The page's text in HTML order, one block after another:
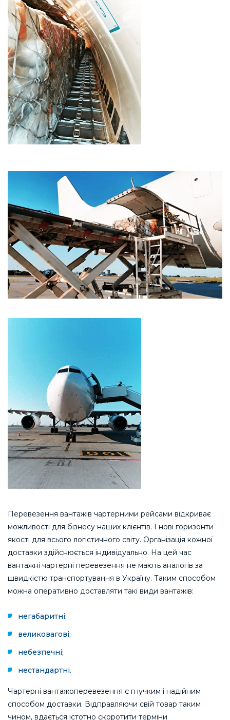
Перевезення вантажів чартерними рейсами відкриває
можливості для бізнесу наших клієнтів. І нові горизонти
якості для всього логістичного світу. Організація кожної
доставки здійснюється індивідуально. На цей час
вантажні чартерні перевезення не мають аналогів за
швидкістю транспортування в Україну. Таким способом
можна оперативно доставляти такі види вантажів:
негабаритні;
великовагові;
небезпечні;
нестандартні.
Чартерні вантажоперевезення є гнучким і надійним
способом доставки. Відправляючи свій товар таким
чином, вдається істотно скоротити терміни